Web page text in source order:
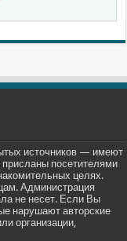
источников — имеют
посетителями
целях.
Администрация
не несет. Если Вы
нарушают авторские
организации,